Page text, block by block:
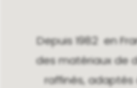
Depuis 1982 en
des matériaux de
raffinés, adaptés